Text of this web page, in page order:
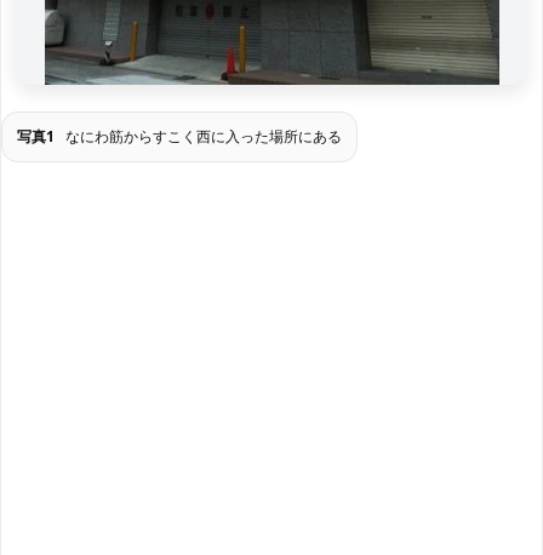
写真1 なにわ筋からすこく西に入った場所にある